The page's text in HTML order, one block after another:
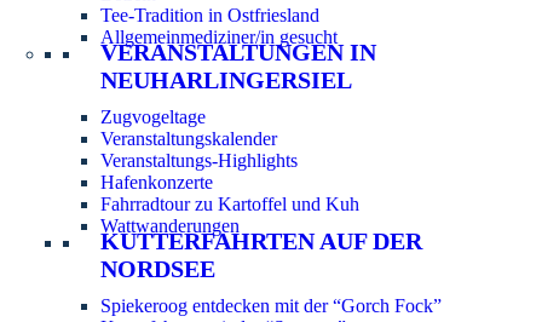
Tee-Tradition in Ostfriesland
Allgemeinmediziner/in gesucht
VERANSTALTUNGEN IN
NEUHARLINGERSIEL
Zugvogeltage
Veranstaltungskalender
Veranstaltungs-Highlights
Hafenkonzerte
Fahrradtour zu Kartoffel und Kuh
Wattwanderungen
KUTTERFAHRTEN AUF DER
NORDSEE
Spiekeroog entdecken mit der “Gorch Fock”